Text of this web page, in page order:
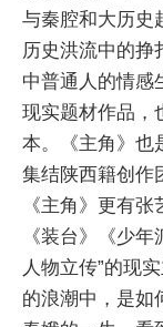
与秦腔和大历史
历史洪流中的挣
中普通人的情感
现实题材作品，
本。《主角》也
集结陕西籍创作
《主角》更有
《装台》《少
人物立传”的现
的浪潮中，是如